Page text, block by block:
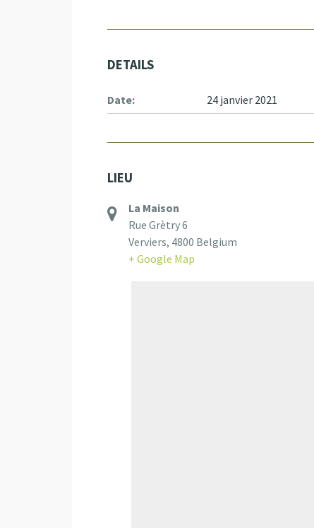
DETAILS
Date: 24 janvier 2021
LIEU
La Maison
Rue Grètry 6
Verviers, 4800 Belgium
+ Google Map